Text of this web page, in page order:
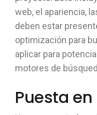
web, el apariencia,
deben estar
optimización para
aplicar para
motores de
Puesta